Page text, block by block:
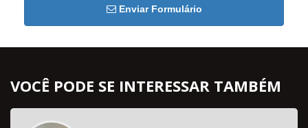
Enviar Formulário
VOCÊ PODE SE INTERESSAR TAMBÉM